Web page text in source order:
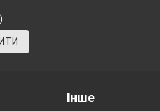
Інше